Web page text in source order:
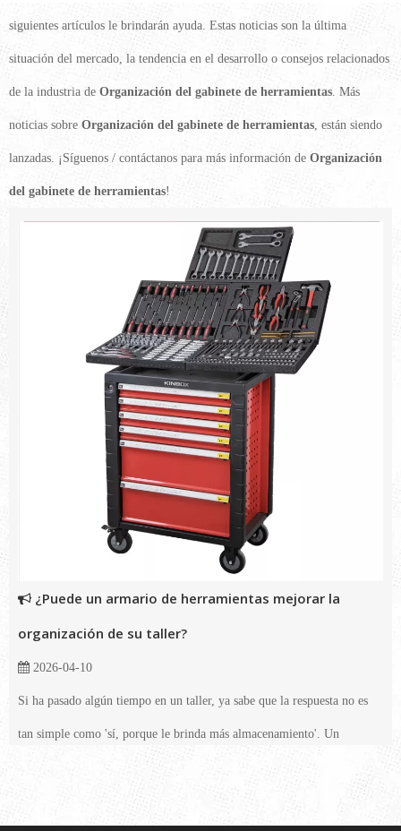
siguientes artículos le brindarán ayuda. Estas noticias son la última
situación del mercado, la tendencia en el desarrollo o consejos relacionados
de la industria de Organización del gabinete de herramientas. Más
noticias sobre Organización del gabinete de herramientas, están siendo
lanzadas. ¡Síguenos / contáctanos para más información de Organización
del gabinete de herramientas!
¿Puede un armario de herramientas mejorar la
organización de su taller?
2026-04-10
Si ha pasado algún tiempo en un taller, ya sabe que la respuesta no es
tan simple como 'sí, porque le brinda más almacenamiento'. Un
gabinete de herramientas ayuda con el almacenamiento, por supuesto,
pero ese es solo el beneficio a nivel de superficie.